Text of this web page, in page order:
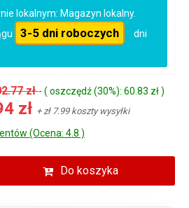
lokalnym: Magazyn lokalny.
3-5 dni roboczych
dni
zł- ( oszczędź (30%): 60.83 zł )
zł + zł 7.99 koszty wysyłki
(Ocena: 4.8 )
Do koszyka